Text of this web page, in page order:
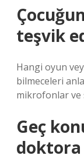
teşvik
Hangi oyun
bilmeceleri
mikrofonlar
Geç